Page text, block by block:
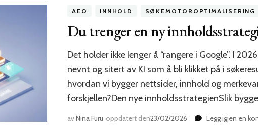
AEO INNHOLD SØKEMOTOROPTIMALISERING
Du trenger en ny
Det holder ikke lenger å “rangere i Google”. I
nevnt og sitert av KI som å bli klikket på i
hvordan vi bygger nettsider, innhold og
forskjellen?Den nye innholdsstrategienSlik
avNina Furu oppdatert den23/02/2026 Legg igjen en